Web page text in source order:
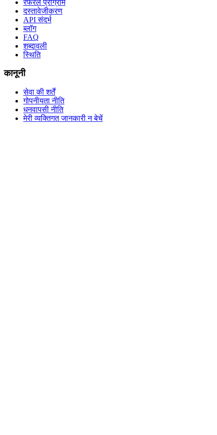
रेफरल प्रोग्राम
दस्तावेजीकरण
API संदर्भ
ब्लॉग
FAQ
शब्दावली
स्थिति
कानूनी
सेवा की शर्तें
गोपनीयता नीति
धनवापसी नीति
मेरी व्यक्तिगत जानकारी न बेचें